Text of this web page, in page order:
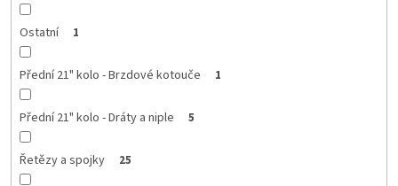
Ostatní 1
Přední 21" kolo - Brzdové kotouče 1
Přední 21" kolo - Dráty a niple 5
Řetězy a spojky 25